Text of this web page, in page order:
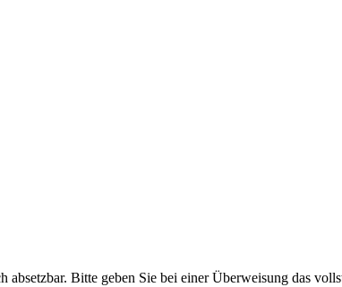
Bitte geben Sie bei einer Überweisung das